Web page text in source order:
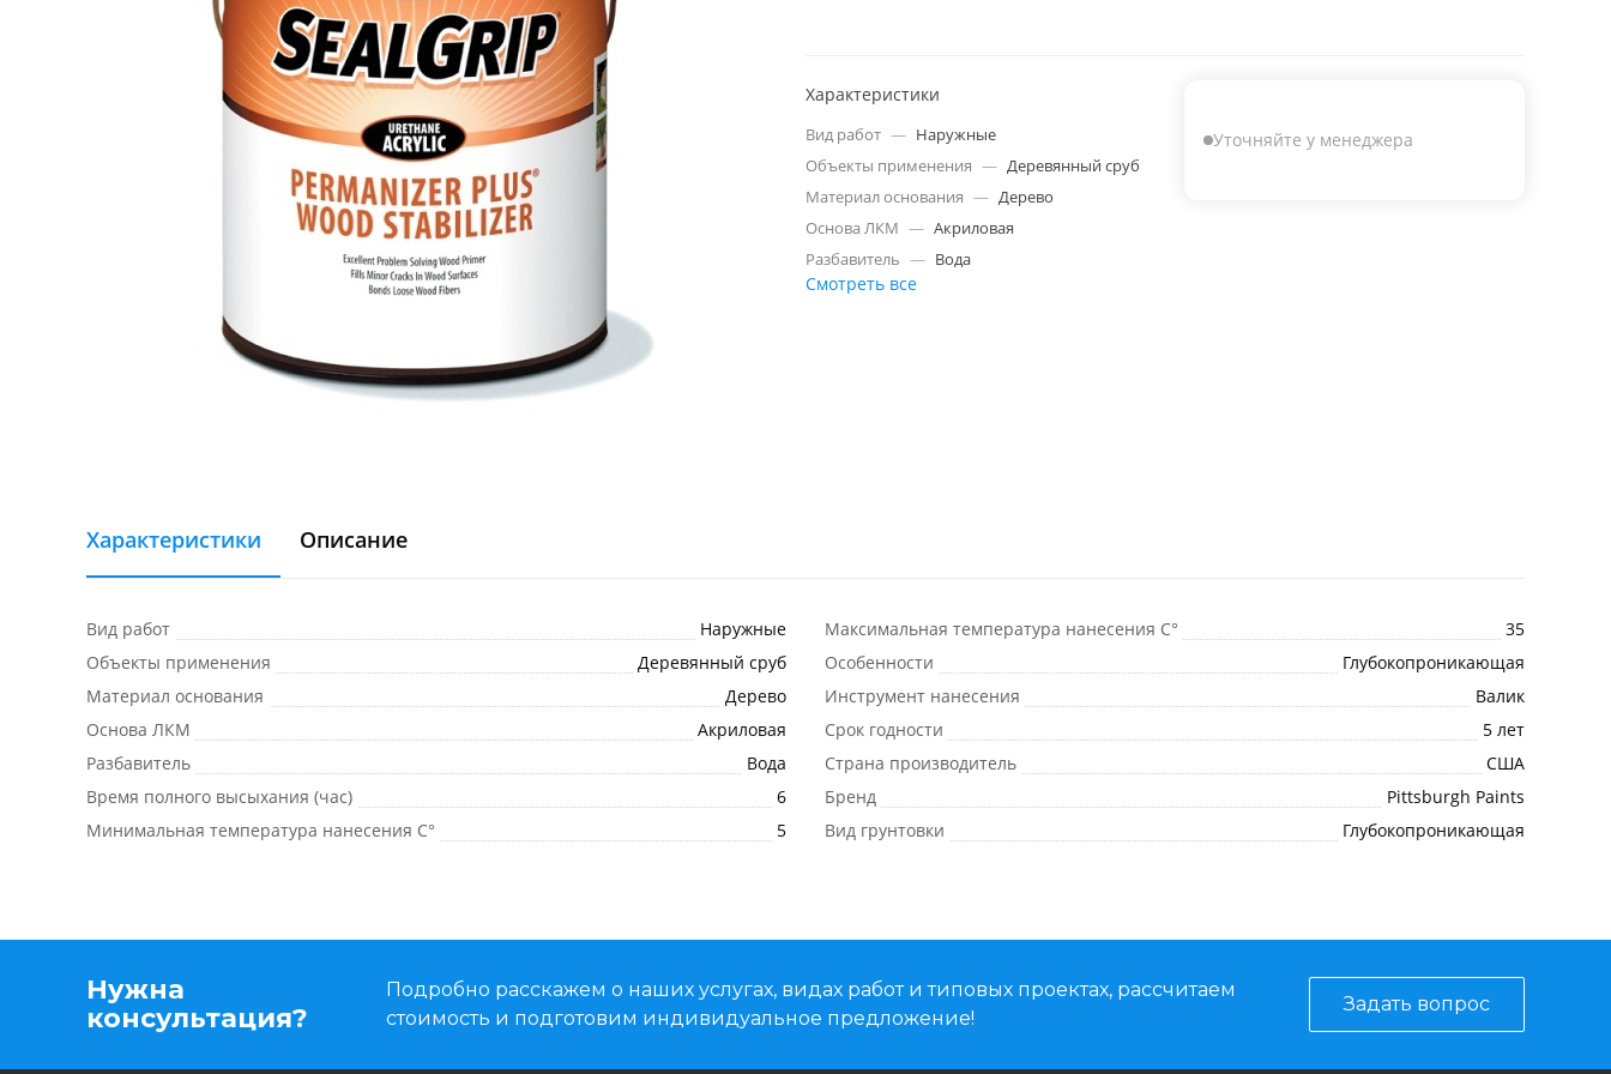
Характеристики
Вид работ — Наружные
Объекты применения — Деревянный сруб
Материал основания — Дерево
Основа ЛКМ — Акриловая
Разбавитель — Вода
Смотреть все
Уточняйте у менеджера
Характеристики Описание
Вид работ
Наружные
Объекты применения
Деревянный сруб
Материал основания
Дерево
Основа ЛКМ
Акриловая
Разбавитель
Вода
Время полного высыхания (час)
6
Минимальная температура нанесения C°
5
Максимальная температура нанесения C°
35
Особенности
Глубокопроникающая
Инструмент нанесения
Валик
Срок годности
5 лет
Страна производитель
США
Бренд
Pittsburgh Paints
Вид грунтовки
Глубокопроникающая
Нужна
консультация?
Подробно расскажем о наших услугах, видах работ и типовых проектах, рассчитаем
стоимость и подготовим индивидуальное предложение!
Задать вопрос